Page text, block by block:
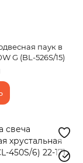
паук в
G (BL-526S/15)